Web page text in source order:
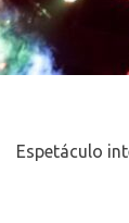
Espetáculo